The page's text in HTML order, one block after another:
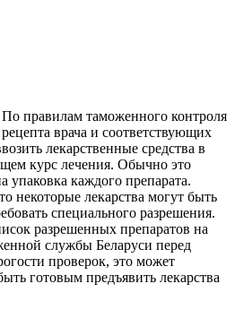
По правилам таможенного контроля
врача и соответствующих
лекарственные средства в
курс лечения. Обычно это
упаковка каждого препарата.
некоторые лекарства могут быть
специального разрешения.
разрешенных препаратов на
службы Беларуси перед
проверок, это может
готовым предъявить лекарства